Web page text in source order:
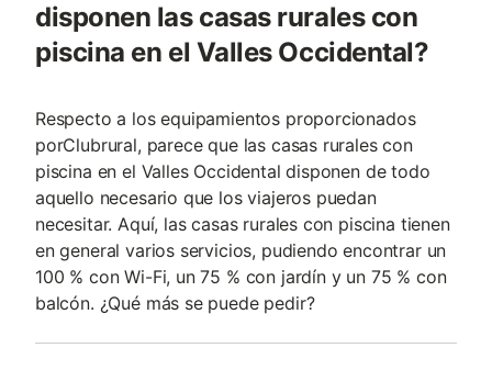
disponen las casas rurales con
piscina en el Valles Occidental?
Respecto a los equipamientos proporcionados
porClubrural, parece que las casas rurales con
piscina en el Valles Occidental disponen de todo
aquello necesario que los viajeros puedan
necesitar. Aquí, las casas rurales con piscina tienen
en general varios servicios, pudiendo encontrar un
100 % con Wi-Fi, un 75 % con jardín y un 75 % con
balcón. ¿Qué más se puede pedir?